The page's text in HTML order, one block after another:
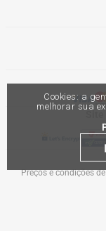
Cookies: a
melhorar sua
Preços e condições